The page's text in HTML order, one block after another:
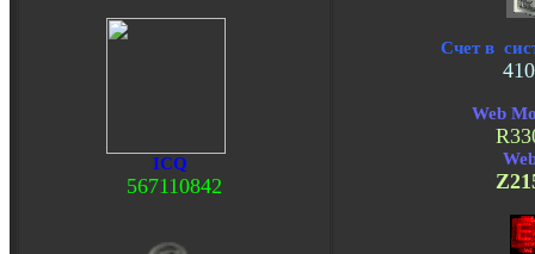
Счет в
Web
ICQ
567110842